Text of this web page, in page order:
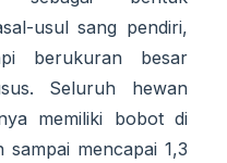
usul sang pendiri,
berukuran besar
Seluruh hewan
memiliki bobot di
mencapai 1,3